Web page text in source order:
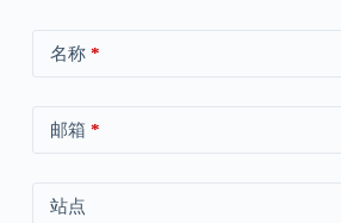
名称*
邮箱 *
站点